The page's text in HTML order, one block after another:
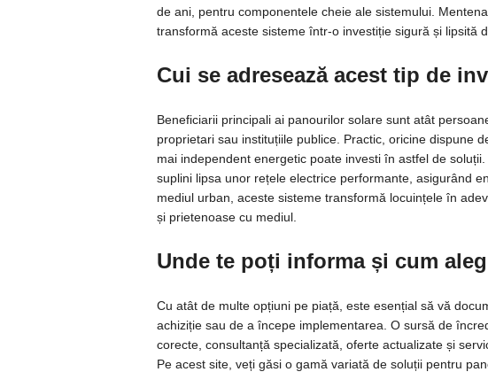
de ani, pentru componentele cheie ale sistemului.
transformă aceste sisteme într-o investiție sigură și lipsită
Cui se adresează acest tip de
Beneficiarii principali ai panourilor solare sunt atât
proprietari sau instituțiile publice. Practic, oricine dispune
mai independent energetic poate investi în astfel de
suplini lipsa unor rețele electrice performante, asigurând
mediul urban, aceste sisteme transformă locuințele în
și prietenoase cu mediul.
Unde te poți informa și cum
Cu atât de multe opțiuni pe piață, este esențial să vă
achiziție sau de a începe implementarea. O sursă de
corecte, consultanță specializată, oferte actualizate și
Pe acest site, veți găsi o gamă variată de soluții pentru